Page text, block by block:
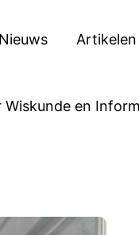
Nieuws Artikelen
en